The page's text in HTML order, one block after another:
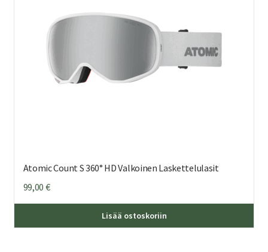
Atomic Count S 360° HD Valkoinen Laskettelulasit
99,00 €
Lisää ostoskoriin